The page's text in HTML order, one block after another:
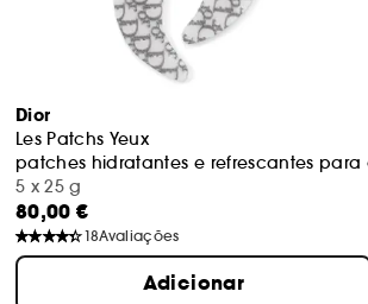
Dior
Les Patchs Yeux
patches hidratantes e refrescantes para
5 x 25 g
80,00 €
18Avaliações
Adicionar